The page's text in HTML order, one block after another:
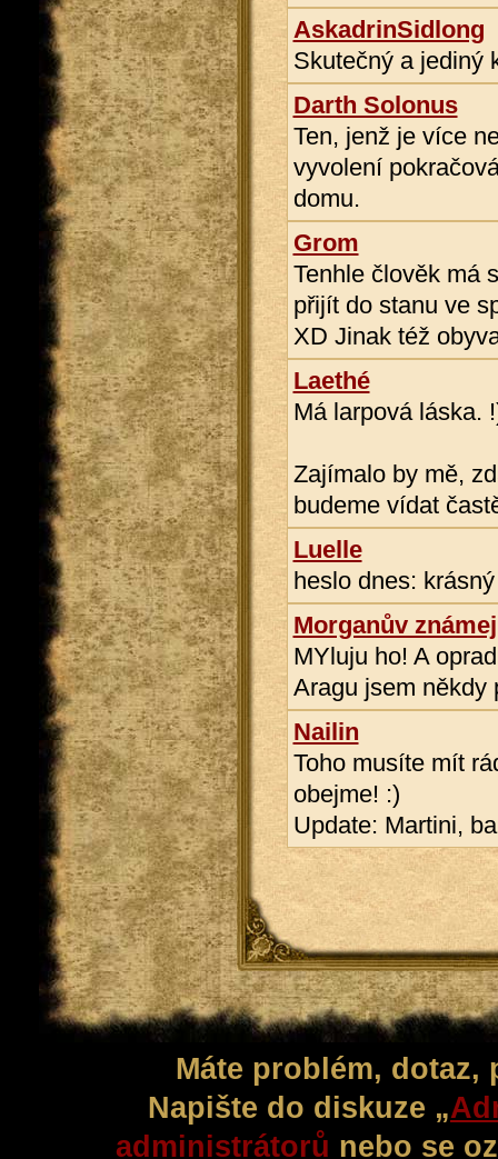
AskadrinSidlong
Skutečný a jediný
Darth Solonus
Ten, jenž je více
vyvolení
domu.
Grom
Tenhle člověk má
přijít do stanu ve
XD Jinak též
Laethé
Má larpová láska.
Zajímalo by mě,
budeme vídat
Luelle
heslo dnes:
Morganův známej
MYluju ho! A
Aragu jsem někdy
Nailin
Toho musíte mít
obejme! :)
Update: Martini,
Máte problém,
Napište do diskuze „
administrátorů nebo se